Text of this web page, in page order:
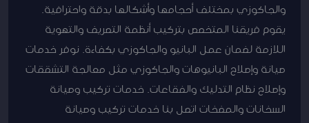
والجاكوزي بمختلف أحجامها وأشكالها بدقة واحترافية.
يقوم فريقنا المتخصص بتركيب أنظمة التصريف والتهوية
اللازمة لضمان عمل البانيو والجاكوزي بكفاءة. نوفر خدمات
صيانة وإصلاح البانيوهات والجاكوزي مثل معالجة التشققات
وإصلاح نظام التدليك والفقاعات. خدمات تركيب وصيانة
السخانات والمضخات اتصل بنا خدمات تركيب وصيانة